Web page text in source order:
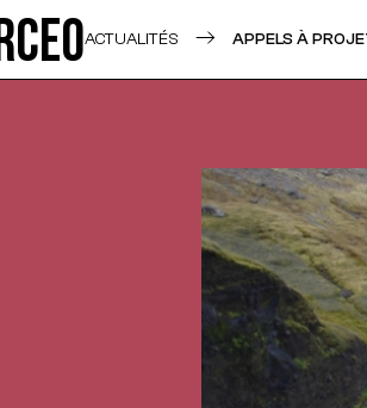
ACTUALITÉS APPELS À